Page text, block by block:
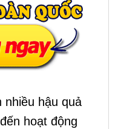
nhiều hậu quả
hoạt động